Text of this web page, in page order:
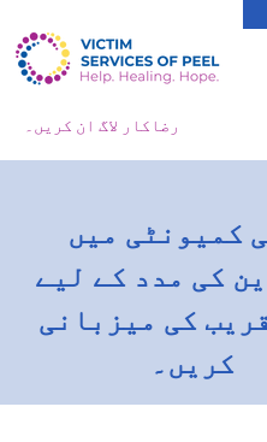
رضاکار لاگ ان کریں۔
کمیونٹی میں
کی مدد کے لیے
کی میزبانی
کریں۔